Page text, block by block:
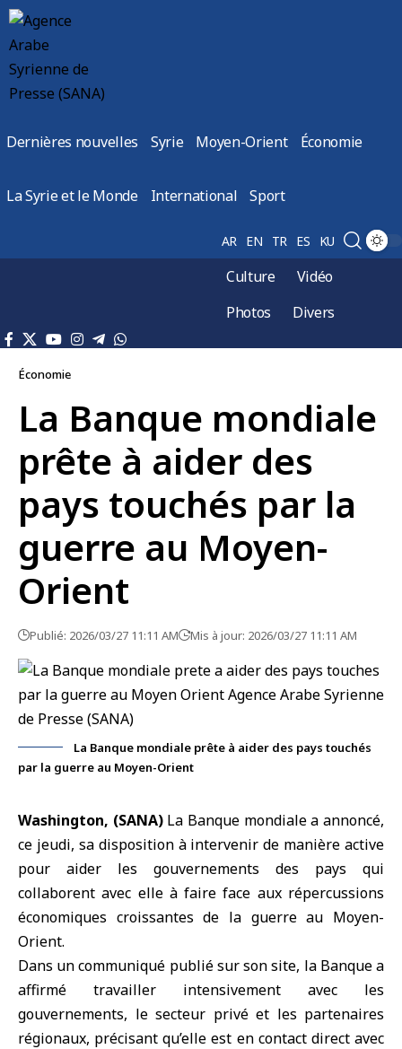
Dernières nouvelles Syrie Moyen-Orient Économie
La Syrie et le Monde International Sport
AR EN TR ES KU
Culture
Vidéo
Photos
Divers
Économie
La Banque mondiale
prête à aider des
pays touchés par la
guerre au Moyen-
Orient
Publié: 2026/03/27 11:11 AM Mis à jour: 2026/03/27 11:11 AM
La Banque mondiale prête à aider des pays touchés
par la guerre au Moyen-Orient
Washington, (SANA)La Banque mondialea annoncé,
ce jeudi, sa disposition à intervenir de manière active
pour aider les gouvernements des pays qui
collaborent avec elle à faire face aux répercussions
économiques croissantes de la guerre au Moyen-
Orient.
Dans un communiqué publié sur son site, la Banque a
affirmé travailler intensivement avec les
gouvernements, le secteur privé et les partenaires
régionaux, précisant qu’elle est en contact direct avec